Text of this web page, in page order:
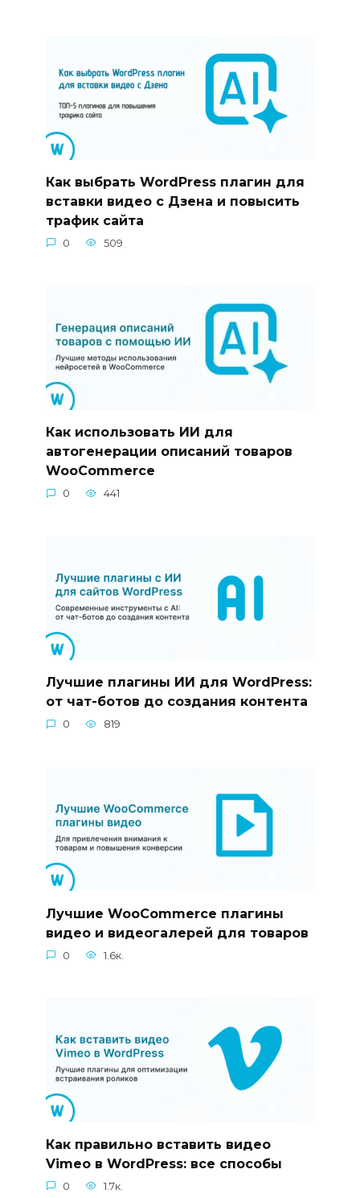
Как выбрать WordPress плагин для
вставки видео с Дзена и повысить
трафик сайта
0 509
Как использовать ИИ для
автогенерации описаний товаров
WooCommerce
0 441
Лучшие плагины ИИ для WordPress:
от чат-ботов до создания контента
0 819
Лучшие WooCommerce плагины
видео и видеогалерей для товаров
0 1.6к.
Как правильно вставить видео
Vimeo в WordPress: все способы
0 1.7к.